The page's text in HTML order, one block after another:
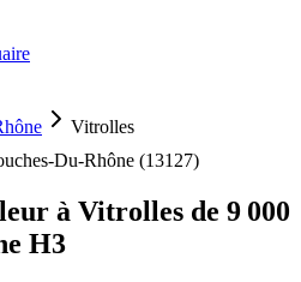
Vitrolles
Du-Rhône (13127)
à Vitrolles de 9 000
H3